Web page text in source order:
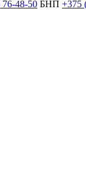
48-50 БНП +375